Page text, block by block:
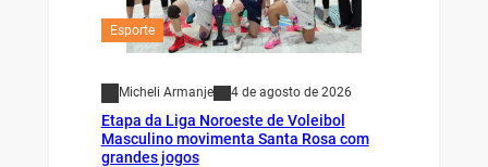
Esporte
Micheli Armanje 4 de agosto de 2026
Etapa da Liga Noroeste de Voleibol
Masculino movimenta Santa Rosa com
grandes jogos